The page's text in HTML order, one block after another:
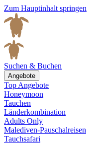
Zum Hauptinhalt springen
Suchen & Buchen
Angebote
Top Angebote
Honeymoon
Tauchen
Länderkombination
Adults Only
Malediven-Pauschalreisen
Tauchsafari